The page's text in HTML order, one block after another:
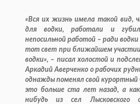
«Вся их жизнь имела такой вид,
для водки, работали и
непосильной работой – ради
тот свет при ближайшем
водки», – писал холостой и
Аркадий Аверченко о рабочих
однажды поменял свой курортный
это больше ста лет назад, а
нибудь из сел Лысковского